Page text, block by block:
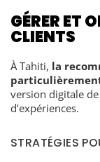
GÉRER ET
CLIENTS
À Tahiti, la
version digitale
d’expériences.
STRATÉGIES